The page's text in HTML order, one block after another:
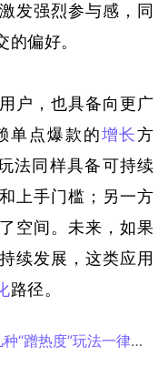
发强烈参与感，同
偏好。
户，也具备向更广
单点爆款的增长方
法同样具备可持续
上手门槛；另一方
空间。未来，如果
续发展，这类应用
路径。
热度”玩法一律下架